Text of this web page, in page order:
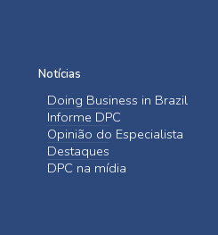
Notícias
Doing Business in Brazil
Informe DPC
Opinião do Especialista
Destaques
DPC na mídia